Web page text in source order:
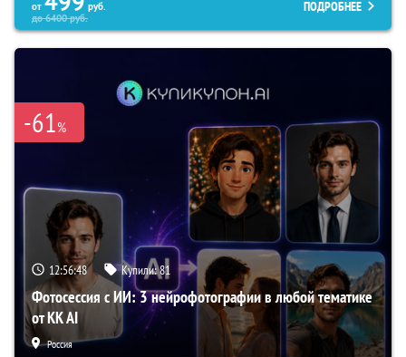
от
руб.
до6400руб.
ПОДРОБНЕЕ
-61%
12:56:47 Купили:81
Фотосессия с ИИ: 3 нейрофотографии в любой тематике
от KK AI
Россия